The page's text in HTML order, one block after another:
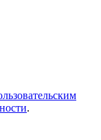
.